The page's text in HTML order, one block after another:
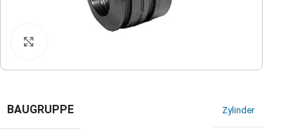
BAUGRUPPE Zylinder